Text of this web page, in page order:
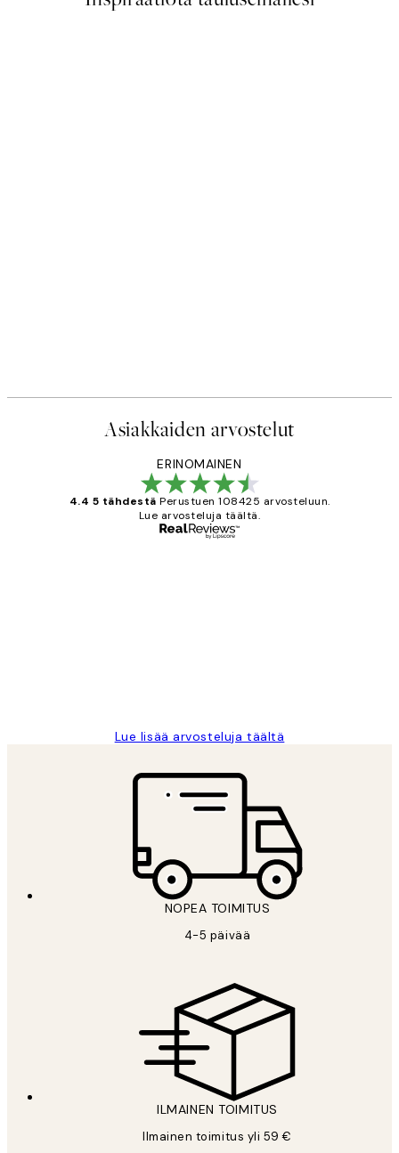
Asiakkaiden arvostelut
ERINOMAINEN
4.4 5 tähdestä Perustuen 108425 arvosteluun.
Lue arvosteluja täältä.
Lue lisää arvosteluja täältä
NOPEA TOIMITUS
4-5 päivää
ILMAINEN TOIMITUS
Ilmainen toimitus yli 59 €